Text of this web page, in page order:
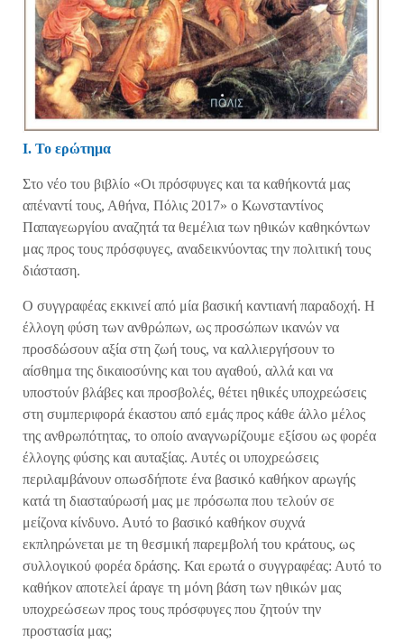
Ι. Το ερώτημα
Στο νέο του βιβλίο «Οι πρόσφυγες και τα καθήκοντά μας
απέναντί τους, Αθήνα, Πόλις 2017» ο Κωνσταντίνος
Παπαγεωργίου αναζητά τα θεμέλια των ηθικών καθηκόντων
μας προς τους πρόσφυγες, αναδεικνύοντας την πολιτική τους
διάσταση.
Ο συγγραφέας εκκινεί από μία βασική καντιανή παραδοχή. Η
έλλογη φύση των ανθρώπων, ως προσώπων ικανών να
προσδώσουν αξία στη ζωή τους, να καλλιεργήσουν το
αίσθημα της δικαιοσύνης και του αγαθού, αλλά και να
υποστούν βλάβες και προσβολές, θέτει ηθικές υποχρεώσεις
στη συμπεριφορά έκαστου από εμάς προς κάθε άλλο μέλος
της ανθρωπότητας, το οποίο αναγνωρίζουμε εξίσου ως φορέα
έλλογης φύσης και αυταξίας. Αυτές οι υποχρεώσεις
περιλαμβάνουν οπωσδήποτε ένα βασικό καθήκον αρωγής
κατά τη διασταύρωσή μας με πρόσωπα που τελούν σε
μείζονα κίνδυνο. Αυτό το βασικό καθήκον συχνά
εκπληρώνεται με τη θεσμική παρεμβολή του κράτους, ως
συλλογικού φορέα δράσης. Και ερωτά ο συγγραφέας: Αυτό το
καθήκον αποτελεί άραγε τη μόνη βάση των ηθικών μας
υποχρεώσεων προς τους πρόσφυγες που ζητούν την
προστασία μας;